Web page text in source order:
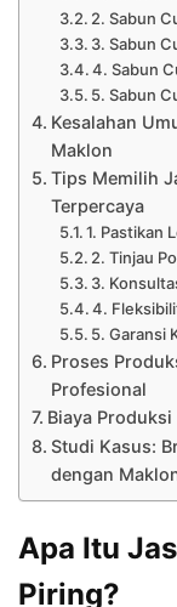
2. Sabun
3. Sabun
4. Sabun
5. Sabun
Kesalahan
Maklon
Tips Memilih
Terpercaya
1. Pastikan
2. Tinjau
3.
4.
5. Garansi
Proses
Profesional
Biaya
Studi Kasus:
dengan
Apa Itu
Piring?